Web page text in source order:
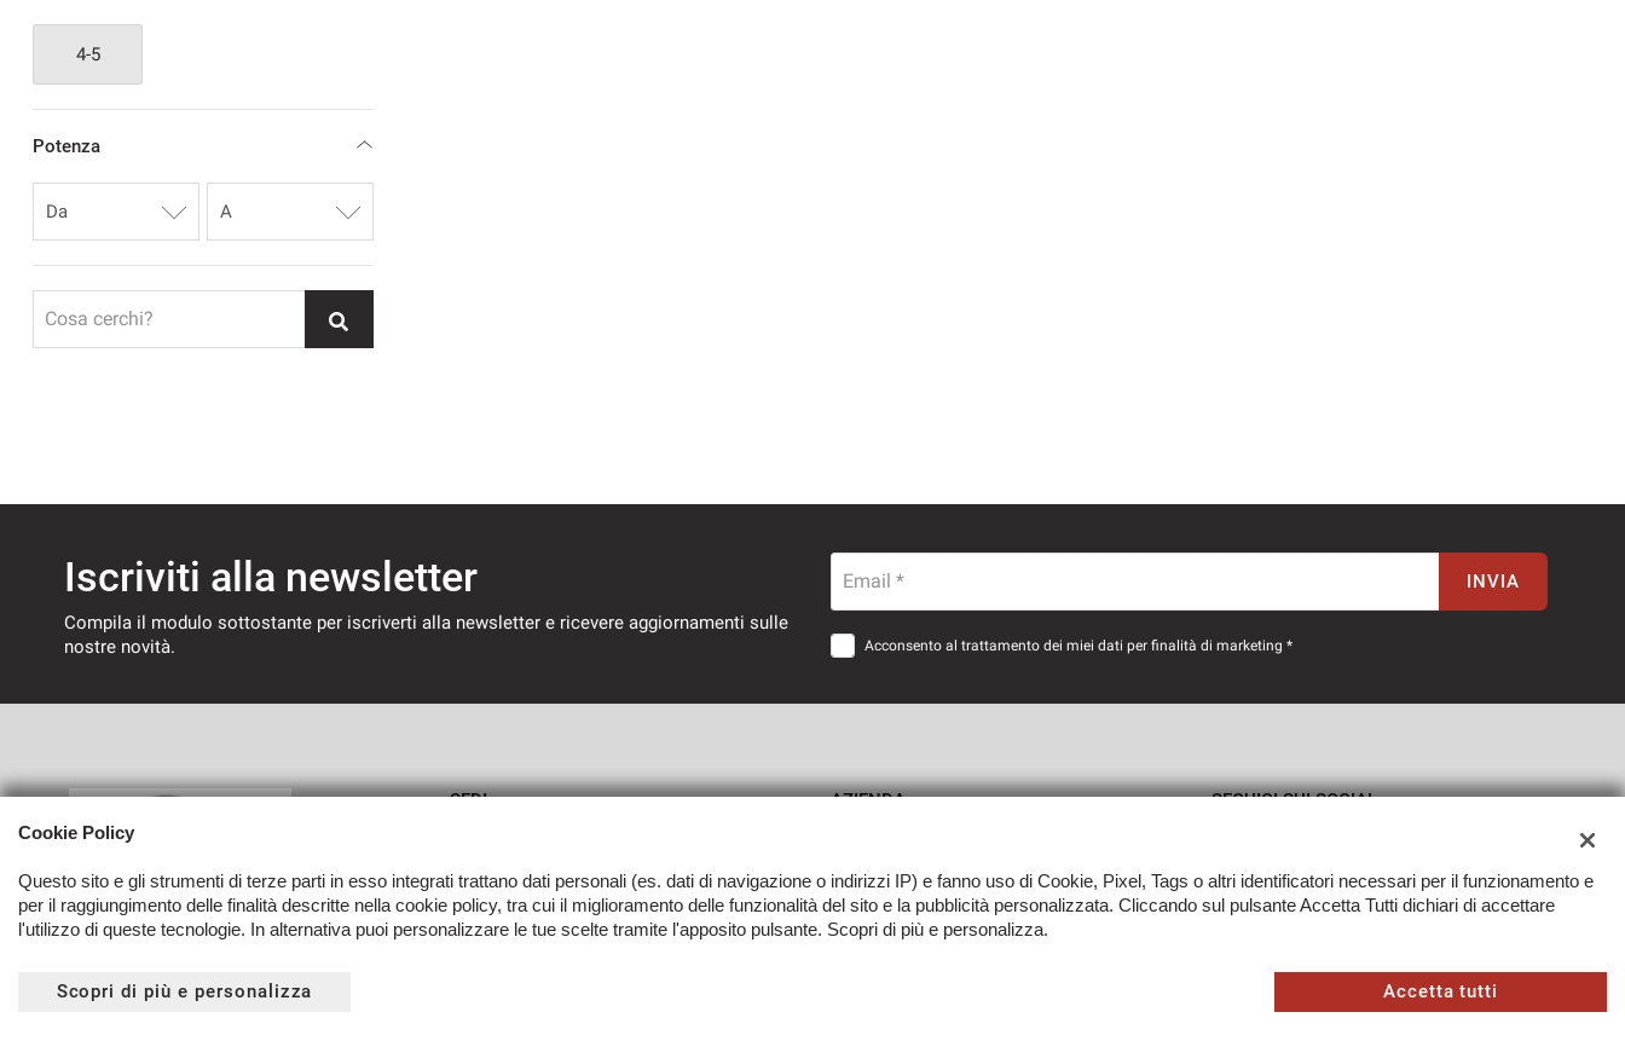
4-5
Potenza
Cosa cerchi?
Iscriviti alla newsletter
Compila il modulo sottostante per iscriverti alla newsletter e ricevere aggiornamenti sulle
nostre novità.
Email * INVIA
Acconsento al trattamento dei miei dati per finalità di marketing *
SEDI AZIENDA SEGUICI SUI SOCIAL
Copyright © 2026 Autoverri Di Giancarlo Verri - P.IVA 03406080139 -
Cookie Policy
Questo sito e gli strumenti di terze parti in esso integrati trattano dati personali (es. dati di navigazione o indirizzi IP) e fanno uso di Cookie, Pixel, Tags o altri identificatori necessari per il funzionamento e
per il raggiungimento delle finalità descritte nella cookie policy, tra cui il miglioramento delle funzionalità del sito e la pubblicità personalizzata. Cliccando sul pulsante Accetta Tutti dichiari di accettare
l'utilizzo di queste tecnologie. In alternativa puoi personalizzare le tue scelte tramite l'apposito pulsante. Scopri di più e personalizza.
Scopri di più e personalizza Accetta tutti